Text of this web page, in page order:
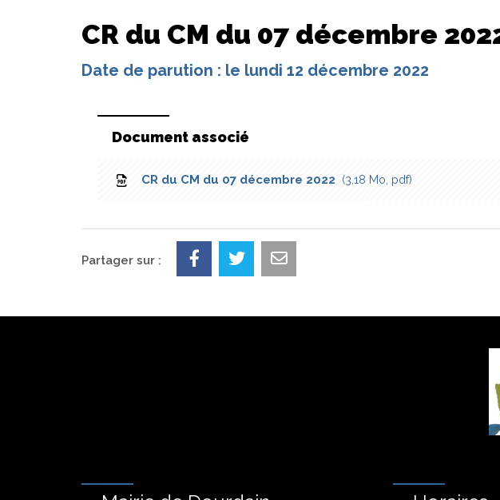
CR du CM du 07 décembre
Date de parution : le lundi 12 décembre 2022
Document associé
CR du CM du 07 décembre 2022 3,18 Mo, pdf
Partager sur :